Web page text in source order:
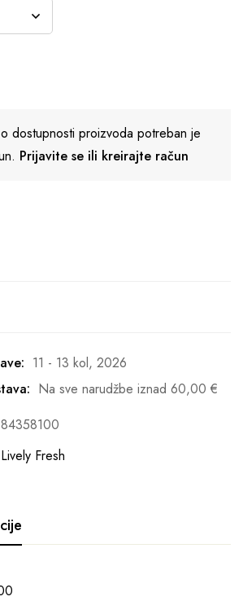
dostupnosti proizvoda potreban je
Prijavite se ili kreirajte račun
11 - 13 kol, 2026
Na sve narudžbe iznad 60,00 €
84358100
Lively Fresh